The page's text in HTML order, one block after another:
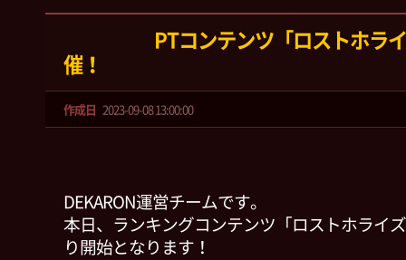
PTコンテンツ「ロストホラ
催！
作成日 2023-09-08 13:00:00
DEKARON運営チームです。
本日、ランキングコンテンツ「ロストホライ
り開始となります！